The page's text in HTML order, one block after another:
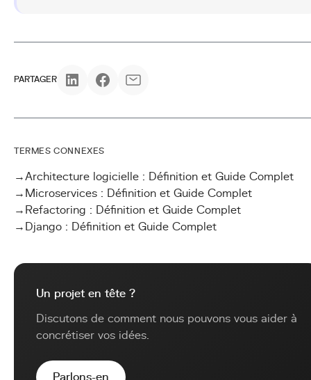
PARTAGER
TERMES CONNEXES
→Architecture logicielle : Définition et Guide Complet
→ Microservices : Définition et Guide Complet
→ Refactoring : Définition et Guide Complet
→ Django : Définition et Guide Complet
Un projet en tête ?
Discutons de comment nous pouvons vous aider à
concrétiser vos idées.
Parlons-en